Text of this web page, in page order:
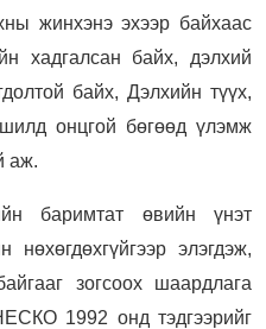
жинхэнэ эхээр байхаас
хадгалсан байх, дэлхий
байх, Дэлхийн түүх,
онцгой бөгөөд үлэмж
аж.
баримтат өвийн үнэт
элэгдэж,
зогсоох шаардлага
1992 онд тэдгээрийг